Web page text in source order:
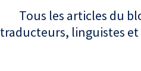
Tous les articles du
traducteurs, linguistes